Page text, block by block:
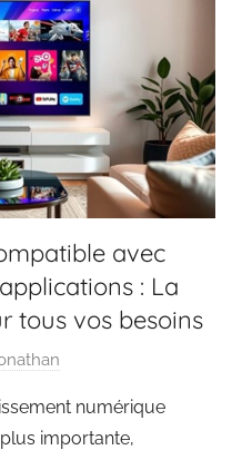
avec
: La
tous vos besoins
numérique
importante,